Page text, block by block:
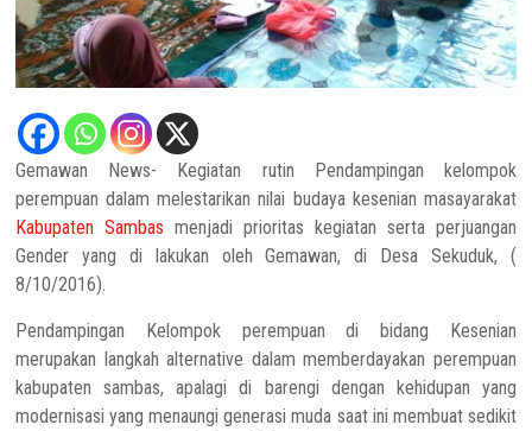
Gemawan News- Kegiatan rutin Pendampingan kelompok
perempuan dalam melestarikan nilai budaya kesenian masayarakat
Kabupaten Sambas menjadi prioritas kegiatan serta perjuangan
Gender yang di lakukan oleh Gemawan, di Desa Sekuduk, (
8/10/2016).
Pendampingan Kelompok perempuan di bidang Kesenian
merupakan langkah alternative dalam memberdayakan perempuan
kabupaten sambas, apalagi di barengi dengan kehidupan yang
modernisasi yang menaungi generasi muda saat ini membuat sedikit